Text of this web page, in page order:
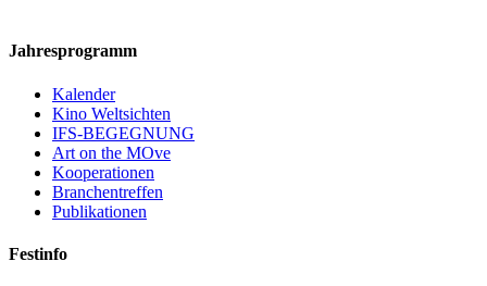
Jahresprogramm
Kalender
Kino Weltsichten
IFS-BEGEGNUNG
Art on the MOve
Kooperationen
Branchentreffen
Publikationen
Festinfo